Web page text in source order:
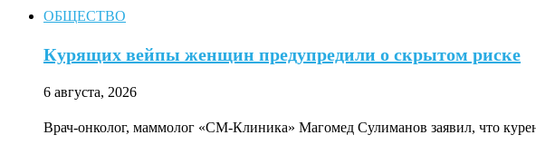
ОБЩЕСТВО
Курящих вейпы женщин предупредили о скрытом риске
6 августа, 2026
Врач-онколог, маммолог «СМ-Клиника» Магомед Сулиманов заявил, что